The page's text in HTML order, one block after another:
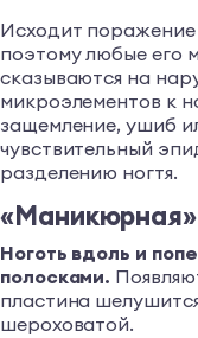
Исходит поражение
поэтому любые его
сказываются на
микроэлементов к
защемление, ушиб
чувствительный
разделению ногтя.
Ноготь вдоль и
полосками.
пластина
шероховатой.